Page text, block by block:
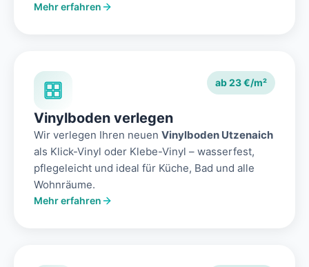
Mehr erfahren
ab 23 €/m²
Vinylboden verlegen
Wir verlegen Ihren neuen Vinylboden Utzenaich
als Klick-Vinyl oder Klebe-Vinyl – wasserfest,
pflegeleicht und ideal für Küche, Bad und alle
Wohnräume.
Mehr erfahren